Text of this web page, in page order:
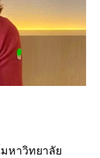
หาวิทยาลัย